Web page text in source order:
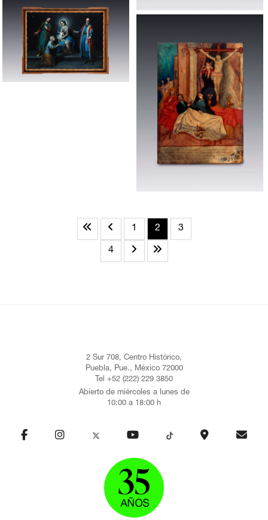
1 2 3
4
2 Sur 708, Centro Histórico,
Puebla, Pue., México 72000
Tel +52 (222) 229 3850
Abierto de miércoles a lunes de
10:00 a 18:00 h